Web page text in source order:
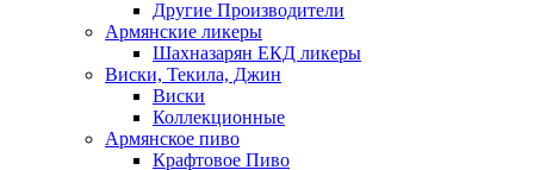
Другие Производители
Армянские ликеры
Шахназарян ЕКД ликеры
Виски, Текила, Джин
Виски
Коллекционные
Армянское пиво
Крафтовое Пиво